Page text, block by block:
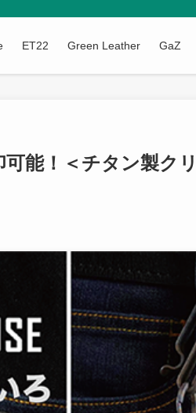
ET22 Green Leather GaZ
可能！＜チタン製ク